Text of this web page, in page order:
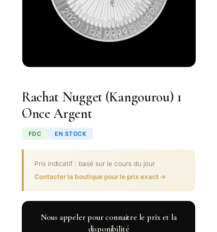
Rachat Nugget (Kangourou) 1
Once Argent
FDC EN STOCK
Prix indicatif : basé sur le cours du jour
Contacter la boutique pour le prix exact →
Nous appeler pour connaitre le prix et la
disponibilité